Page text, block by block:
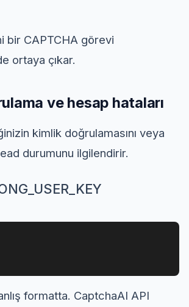
bir CAPTCHA görevi
ortaya çıkar.
ve hesap hataları
kimlik doğrulamasını veya
durumunu ilgilendirir.
formatta. CaptchaAI API